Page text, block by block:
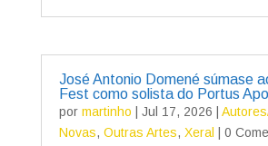
José Antonio Domené súmase
Fest como solista do Portus
por martinho Jul 17, 2026
Novas, Outras Artes, Xeral
| 0